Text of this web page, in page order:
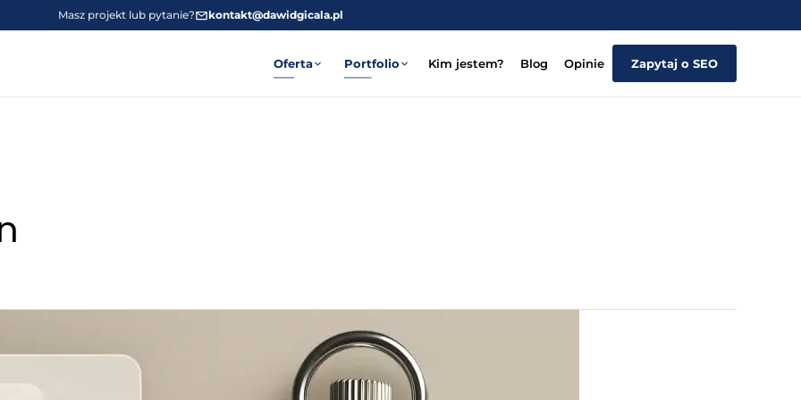
Masz projekt lub pytanie? kontakt@dawidgicala.pl
Oferta Portfolio Kim jestem? Blog Opinie Zapytaj o SEO